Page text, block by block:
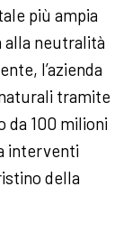
più ampia
alla neutralità
l’azienda
tramite
da 100 milioni
interventi
della